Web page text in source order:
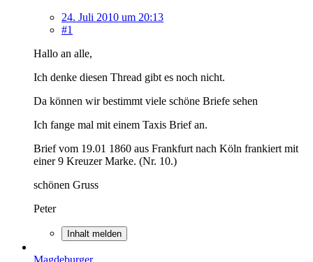
24. Juli 2010 um 20:13
#1
Hallo an alle,
Ich denke diesen Thread gibt es noch nicht.
Da können wir bestimmt viele schöne Briefe sehen
Ich fange mal mit einem Taxis Brief an.
Brief vom 19.01 1860 aus Frankfurt nach Köln frankiert mit
einer 9 Kreuzer Marke. (Nr. 10.)
schönen Gruss
Peter
Inhalt melden
Magdeburger